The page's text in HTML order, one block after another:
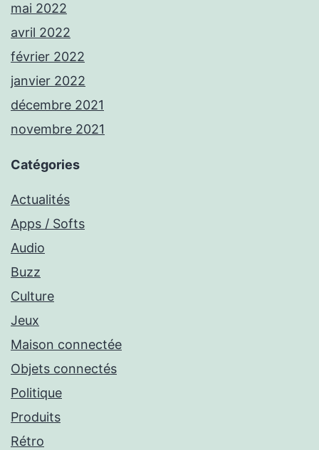
mai 2022
avril 2022
février 2022
janvier 2022
décembre 2021
novembre 2021
Catégories
Actualités
Apps / Softs
Audio
Buzz
Culture
Jeux
Maison connectée
Objets connectés
Politique
Produits
Rétro